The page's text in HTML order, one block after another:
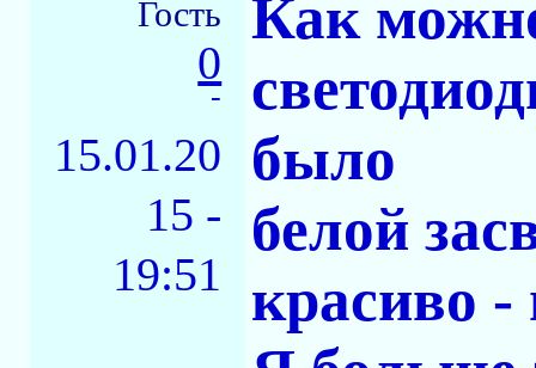
Гость
0
-
15.01.20
15 -
19:51
Как
было
белой
красиво -